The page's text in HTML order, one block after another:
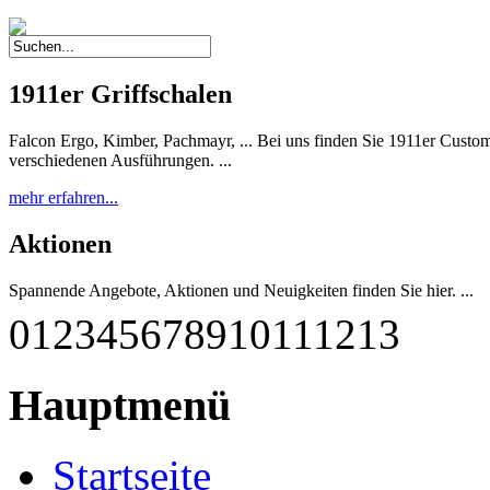
1911er Griffschalen
Falcon Ergo, Kimber, Pachmayr, ... Bei uns finden Sie 1911er
verschiedenen Ausführungen. ...
mehr erfahren...
Aktionen
Spannende Angebote, Aktionen und Neuigkeiten finden Sie hier. ...
mehr erfahren...
Diese einzigartige Pistole wurde nach deutschen
mehr erfahren...
012345678910111213
Hauptmenü
Startseite